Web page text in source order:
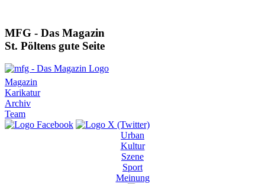
MFG - Das Magazin
St. Pöltens gute Seite
Magazin
Karikatur
Archiv
Team
Urban
Kultur
Szene
Sport
Meinung